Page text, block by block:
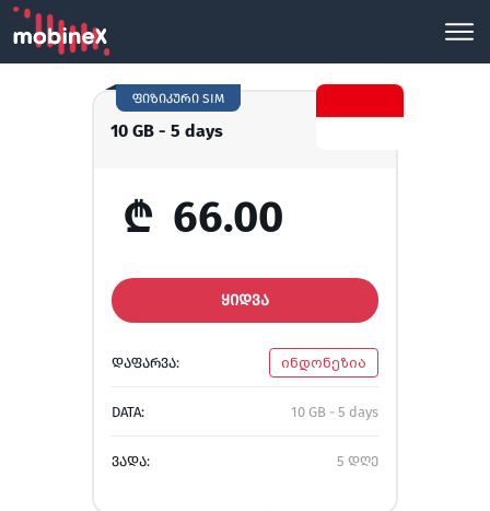
10 GB - 5 days
ფიზიკური SIM
₾ 66.00
ᲧᲘᲓᲕᲐ
ᲓᲐᲤᲐᲠᲕᲐ: ინდონეზია
DATA: 10 GB - 5 days
ᲕᲐᲓᲐ: 5 დღე